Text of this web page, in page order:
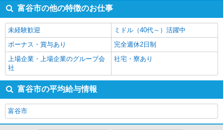
富谷市の他の特徴のお仕事
未経験歓迎
ミドル（40代～）活躍中
ボーナス・賞与あり
完全週休2日制
上場企業・上場企業のグループ会
社
社宅・寮あり
富谷市の平均給与情報
富谷市